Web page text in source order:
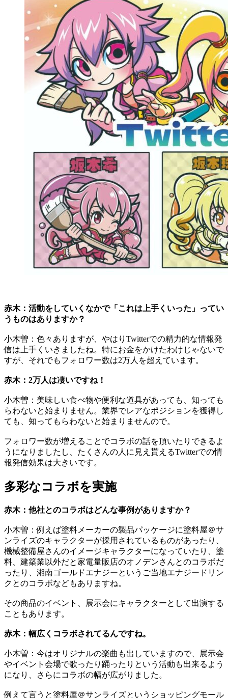
赤木：活動をしていくなかで「これは上手くいった」ってい
うものはありますか？
小木曽：色々ありますが、やはりTwitterでの精力的な情報発
信は上手くいきましたね。特にお金をかけたわけじゃないで
すが、それでもフォロワー数は2万人を超えています。
赤木：2万人は凄いですね！
小木曽：美味しい食べ物や便利な道具があっても、知っても
らわないと始まりません。業界でレアなポジションを獲得し
ても、知ってもらわないと始まりませんので。
フォロワー数が増えることでコラボの話を頂いたりできるよ
うになりましたし、たくさんの人に見え貰えるTwitterでの情
報発信効果は大きいです。
多彩なコラボを実施
赤木：他社とのコラボはどんな事例がありますか？
小木曽：例えば塗料メーカーの製品パッケージに塗料屋＠サ
ンライズのキャラクターが採用されているものがあったり、
機械整備屋さんのイメージキャラクターになっていたり、塗
料、建築業以外だと家電量販店のオノデンさんとのコラボだ
ったり、湘南ゴールドエナジーというご当地エナジードリン
クとのコラボなどもありますね。
その商品のイベント、展示会にキャラクターとして出演する
こともあります。
赤木：幅広くコラボされてるんですね。
小木曽：今はオリジナルの楽曲も出していますので、展示会
やイベント会場で歌ったり踊ったりという活動も出来るよう
になり、さらにコラボの幅が広がりました。
例えて言うと塗料屋＠サンライズというショッピングモール